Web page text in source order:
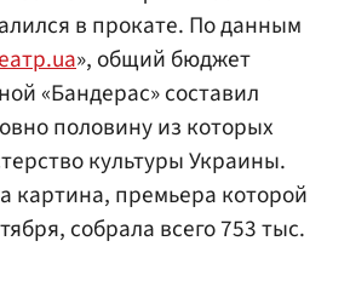
в прокате. По данным
», общий бюджет
«Бандерас» составил
половину из которых
культуры Украины.
картина, премьера которой
собрала всего 753 тыс.